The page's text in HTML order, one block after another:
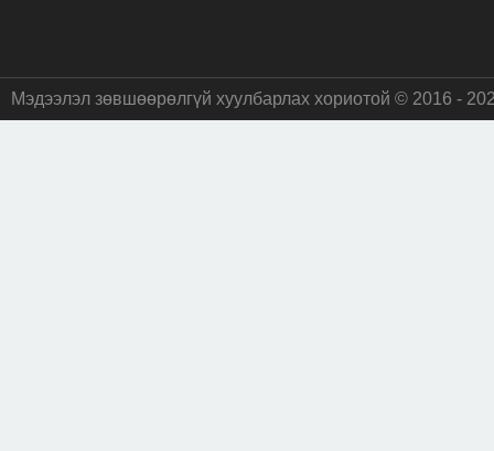
Мэдээлэл зөвшөөрөлгүй хуулбарлах хориотой © 2016 -